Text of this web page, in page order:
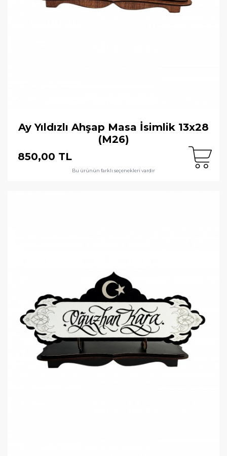
Ay Yıldızlı Ahşap Masa İsimlik 13x28
(M26)
850,00 TL
Bu ürünün farklı seçenekleri vardır